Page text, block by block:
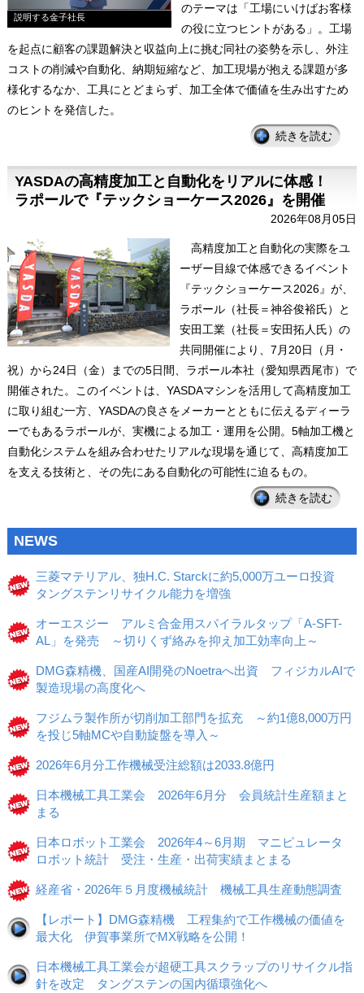
説明する金子社長
のテーマは「工場にいけばお客様
の役に立つヒントがある」。工場
を起点に顧客の課題解決と収益向上に挑む同社の姿勢を示し、外注
コストの削減や自動化、納期短縮など、加工現場が抱える課題が多
様化するなか、工具にとどまらず、加工全体で価値を生み出すため
のヒントを発信した。
続きを読む
YASDAの高精度加工と自動化をリアルに体感！
ラポールで『テックショーケース2026』を開催
2026年08月05日
高精度加工と自動化の実際をユ
ーザー目線で体感できるイベント
『テックショーケース2026』が、
ラポール（社長＝神谷俊裕氏）と
安田工業（社長＝安田拓人氏）の
共同開催により、7月20日（月・
祝）から24日（金）までの5日間、ラポール本社（愛知県西尾市）で
開催された。このイベントは、YASDAマシンを活用して高精度加工
に取り組む一方、YASDAの良さをメーカーとともに伝えるディーラ
ーでもあるラポールが、実機による加工・運用を公開。5軸加工機と
自動化システムを組み合わせたリアルな現場を通じて、高精度加工
を支える技術と、その先にある自動化の可能性に迫るもの。
続きを読む
NEWS
三菱マテリアル、独H.C. Starckに約5,000万ユーロ投資
タングステンリサイクル能力を増強
オーエスジー アルミ合金用スパイラルタップ「A-SFT-
AL」を発売 ～切りくず絡みを抑え加工効率向上～
DMG森精機、国産AI開発のNoetraへ出資 フィジカルAIで
製造現場の高度化へ
フジムラ製作所が切削加工部門を拡充 ～約1億8,000万円
を投じ5軸MCや自動旋盤を導入～
2026年6月分工作機械受注総額は2033.8億円
日本機械工具工業会 2026年6月分 会員統計生産額まと
まる
日本ロボット工業会 2026年4～6月期 マニピュレータ
ロボット統計 受注・生産・出荷実績まとまる
経産省・2026年５月度機械統計 機械工具生産動態調査
【レポート】DMG森精機 工程集約で工作機械の価値を
最大化 伊賀事業所でMX戦略を公開！
日本機械工具工業会が超硬工具スクラップのリサイクル指
針を改定 タングステンの国内循環強化へ